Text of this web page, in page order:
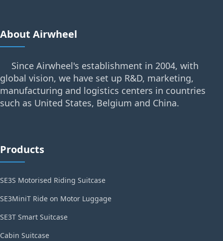
About Airwheel
Since Airwheel's establishment in 2004, with
global vision, we have set up R&D, marketing,
manufacturing and logistics centers in countries
such as United States, Belgium and China.
Products
SE3S Motorised Riding Suitcase
SE3MiniT Ride on Motor Luggage
SE3T Smart Suitcase
Cabin Suitcase